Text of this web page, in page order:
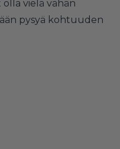
vielä vähän
pysyä kohtuuden